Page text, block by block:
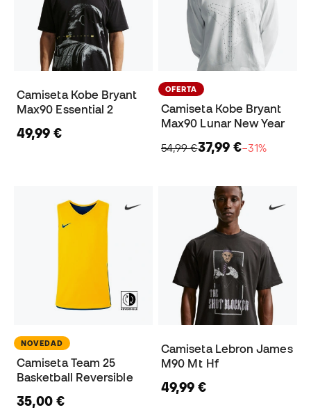
Camiseta Kobe Bryant
Max90 Essential 2
49,99 €
OFERTA
Camiseta Kobe Bryant
Max90 Lunar New Year
54,99 €37,99 €−31%
NOVEDAD
Camiseta Team 25
Basketball Reversible
35,00 €
Camiseta Lebron James
M90 Mt Hf
49,99 €